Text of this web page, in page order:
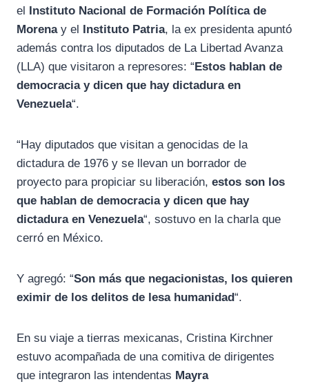
el Instituto Nacional de Formación Política de
Morenay el Instituto Patria, la ex presidenta apuntó
además contra los diputados de La Libertad Avanza
(LLA) que visitaron a represores: “Estos hablan de
democracia y dicen que hay dictadura en
Venezuela“.
“Hay diputados que visitan a genocidas de la
dictadura de 1976 y se llevan un borrador de
proyecto para propiciar su liberación, estos son los
que hablan de democracia y dicen que hay
dictadura en Venezuela“, sostuvo en la charla que
cerró en México.
Y agregó: “Son más que negacionistas, los quieren
eximir de los delitos de lesa humanidad“.
En su viaje a tierras mexicanas, Cristina Kirchner
estuvo acompañada de una comitiva de dirigentes
que integraron las intendentas Mayra